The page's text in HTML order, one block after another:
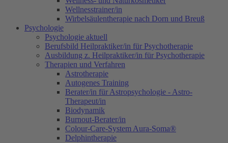
Wellnesstrainer/in
Wirbelsäulentherapie nach Dorn und Breuß
Psychologie
Psychologie aktuell
Berufsbild Heilpraktiker/in für Psychotherapie
Ausbildung z. Heilpraktiker/in für Psychotherapie
Therapien und Verfahren
Astrotherapie
Autogenes Training
Berater/in für Astropsychologie - Astro-
Therapeut/in
Biodynamik
Burnout-Berater/in
Colour-Care-System Aura-Soma®
Delphintherapie